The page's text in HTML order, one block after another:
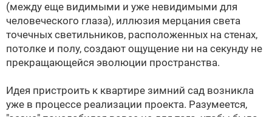
(между еще видимыми и уже невидимыми для
человеческого глаза), иллюзия мерцания света
точечных светильников, расположенных на стенах,
потолке и полу, создают ощущение ни на секунду не
прекращающейся эволюции пространства.
Идея пристроить к квартире зимний сад возникла
уже в процессе реализации проекта. Разумеется,